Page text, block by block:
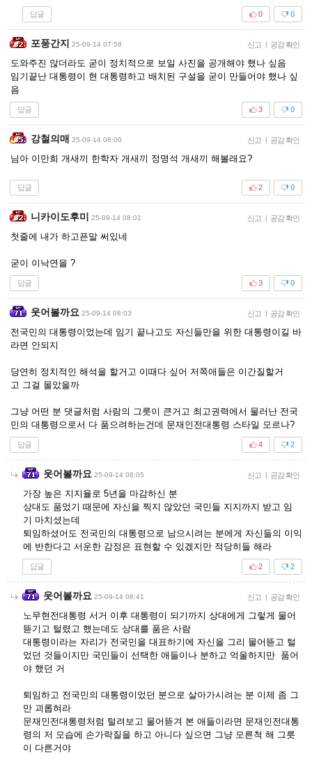
답글 0
0
포풍간지 25-09-14 07:58 신고 | 공감 확인
도와주진 않더라도 굳이 정치적으로 보일 사진을 공개해야 했나 싶음
임기끝난 대통령이 현 대통령하고 배치된 구설을 굳이 만들어야 했나 싶
음
답글 0
3
강철의매 25-09-14 08:00 신고 | 공감 확인
님아 이만희 개새끼 한학자 개새끼 정명석 개새끼 해볼래요?
답글 0
2
니카이도후미 25-09-14 08:01 신고 | 공감 확인
첫줄에 내가 하고픈말 써있네
굳이 이낙연을 ?
답글 0
3
웃어볼까요 25-09-14 08:03 신고 | 공감 확인
전국민의 대통령이었는데 임기 끝나고도 자신들만을 위한 대통령이길 바
라면 안되지
당연히 정치적인 해석을 할거고 이때다 싶어 저쪽애들은 이간질할거
고 그걸 몰았을까
그냥 어떤 분 댓글처럼 사람의 그릇이 큰거고 최고권력에서 물러난 전국
민의 대통령으로서 다 품으려하는건데 문재인전대통령 스타일 모르나?
답글 2
4
웃어볼까요 25-09-14 08:05 신고 | 공감 확인
가장 높은 지지율로 5년을 마감하신 분
상대도 품었기 때문에 자신을 찍지 않았던 국민들 지지까지 받고 임
기 마치셨는데
퇴임하셨어도 전국민의 대통령으로 남으시려는 분에게 자신들의 이익
에 반한다고 서운한 감정은 표현할 수 있겠지만 적당히들 해라
답글 2
2
웃어볼까요 25-09-14 08:41 신고 | 공감 확인
노무현전대통령 서거 이후 대통령이 되기까지 상대에게 그렇게 물어
뜯기고 털렸고 했는데도 상대를 품은 사람
대통령이라는 자리가 전국민을 대표하기에 자신을 그리 물어뜯고 털
었던 것들이지만 국민들이 선택한 애들이나 분하고 억울하지만 품어
야 했던 거
퇴임하고 전국민의 대통령이었던 분으로 살아가시려는 분 이제 좀 그
만 괴롭혀라
문재인전대통령처럼 털려보고 물어뜯겨 본 애들이라면 문재인전대통
령의 저 모습에 손가락질을 하고 아니다 싶으면 그냥 모른척 해 그릇
이 다른거야